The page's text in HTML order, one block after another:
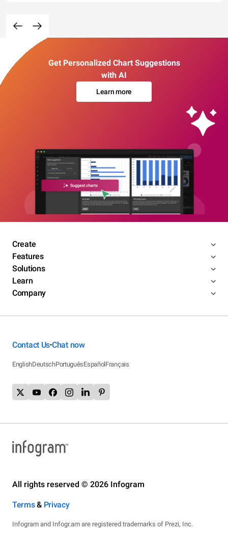
Get Personalized Chart Suggestions
with AI
Learn more
Create
Features
Solutions
Learn
Company
Contact Us•Chat now
EnglishDeutschPortuguêsEspañolFrançais
All rights reserved © 2026 Infogram
Terms& Privacy
Infogram and Infogr.am are registered trademarks of Prezi, Inc.